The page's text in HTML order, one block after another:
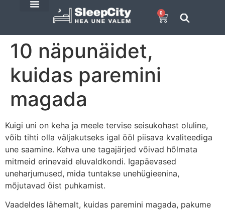
0
10 näpunäidet,
kuidas paremini
magada
Kuigi uni on keha ja meele tervise seisukohast oluline,
võib tihti olla väljakutseks igal ööl piisava kvaliteediga
une saamine. Kehva une tagajärjed võivad hõlmata
mitmeid erinevaid eluvaldkondi. Igapäevased
uneharjumused, mida tuntakse unehügieenina,
mõjutavad öist puhkamist.
Vaadeldes lähemalt, kuidas paremini magada, pakume